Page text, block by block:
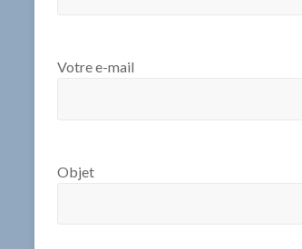
Votre e-mail
Objet